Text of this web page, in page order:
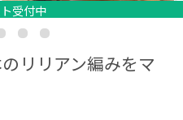
受付中
受付中
受付中
受付中
受付中
受付中
リリアン編みをマ